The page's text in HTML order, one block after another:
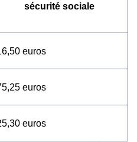
sécurité sociale
euros
euros
euros